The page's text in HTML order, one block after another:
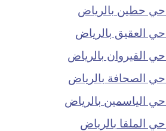
حطين بالرياض
العقيق بالرياض
القيروان بالرياض
الصحافة بالرياض
الياسمين بالرياض
الملقا بالرياض